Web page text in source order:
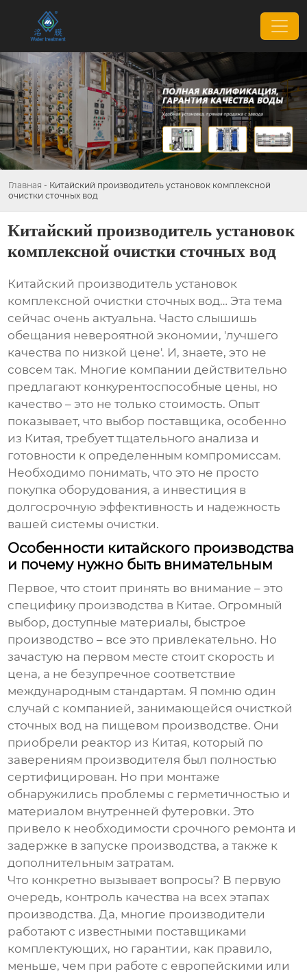
Главная - Китайский производитель установок комплексной
очистки сточных вод
Китайский производитель установок
комплексной очистки сточных вод
Китайский производитель установок
комплексной очистки сточных вод… Эта тема
сейчас очень актуальна. Часто слышишь
обещания невероятной экономии, 'лучшего
качества по низкой цене'. И, знаете, это не
совсем так. Многие компании действительно
предлагают конкурентоспособные цены, но
качество – это не только стоимость. Опыт
показывает, что выбор поставщика, особенно
из Китая, требует тщательного анализа и
готовности к определенным компромиссам.
Необходимо понимать, что это не просто
покупка оборудования, а инвестиция в
долгосрочную эффективность и надежность
вашей системы очистки.
Особенности китайского производства
и почему нужно быть внимательным
Первое, что стоит принять во внимание – это
специфику производства в Китае. Огромный
выбор, доступные материалы, быстрое
производство – все это привлекательно. Но
зачастую на первом месте стоит скорость и
цена, а не безупречное соответствие
международным стандартам. Я помню один
случай с компанией, занимающейся очисткой
сточных вод на пищевом производстве. Они
приобрели реактор из Китая, который по
заверениям производителя был полностью
сертифицирован. Но при монтаже
обнаружились проблемы с герметичностью и
материалом внутренней футеровки. Это
привело к необходимости срочного ремонта и
задержке в запуске производства, а также к
дополнительным затратам.
Что конкретно вызывает вопросы? В первую
очередь, контроль качества на всех этапах
производства. Да, многие производители
работают с известными поставщиками
комплектующих, но гарантии, как правило,
меньше, чем при работе с европейскими или